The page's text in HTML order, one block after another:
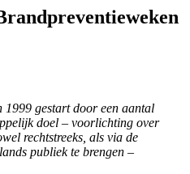
1999 gestart door een aantal
doel – voorlichting over
rechtstreeks, als via de
publiek te brengen –